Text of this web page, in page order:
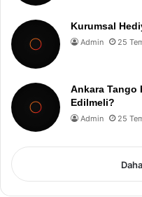
Kurumsal
Admin 25
Ankara Tango
Edilmeli?
Admin 25